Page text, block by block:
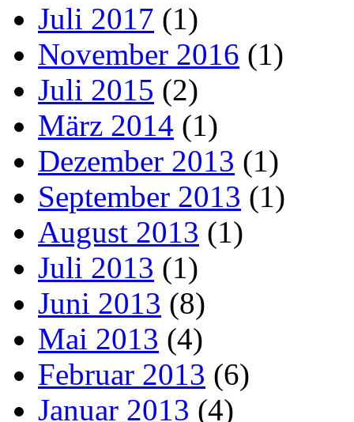
Juli 2017 (1)
November 2016 (1)
Juli 2015 (2)
März 2014 (1)
Dezember 2013 (1)
September 2013 (1)
August 2013 (1)
Juli 2013 (1)
Juni 2013 (8)
Mai 2013 (4)
Februar 2013 (6)
Januar 2013 (4)